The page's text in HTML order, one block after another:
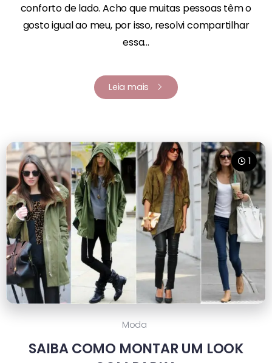
conforto de lado. Acho que muitas pessoas têm o
gosto igual ao meu, por isso, resolvi compartilhar
essa...
Leia mais
1
Moda
SAIBA COMO MONTAR UM LOOK